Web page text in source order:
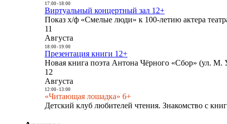
17:00- 18:00
Виртуальный концертный зал 12+
Показ х/ф «Смелые люди» к 100-летию актера
11
Августа
18:00- 19:00
Презентация книги 12+
Новая книга поэта Антона Чёрного «Сбор» (ул. М.
12
Августа
12:00- 13:00
«Читающая лошадка» 6+
Детский клуб любителей чтения. Знакомство с